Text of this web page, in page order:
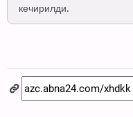
кечирилди.